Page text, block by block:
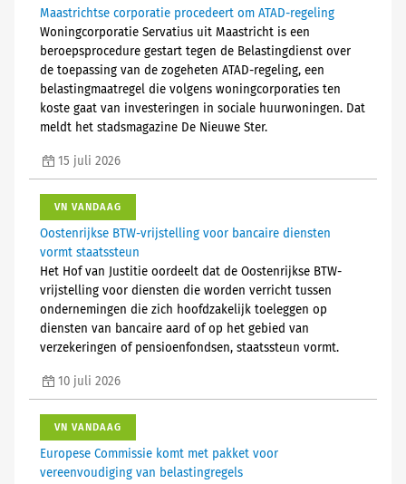
Maastrichtse corporatie procedeert om ATAD-regeling
Woningcorporatie Servatius uit Maastricht is een
beroepsprocedure gestart tegen de Belastingdienst over
de toepassing van de zogeheten ATAD-regeling, een
belastingmaatregel die volgens woningcorporaties ten
koste gaat van investeringen in sociale huurwoningen. Dat
meldt het stadsmagazine De Nieuwe Ster.
15 juli 2026
VN VANDAAG
Oostenrijkse BTW-vrijstelling voor bancaire diensten
vormt staatssteun
Het Hof van Justitie oordeelt dat de Oostenrijkse BTW-
vrijstelling voor diensten die worden verricht tussen
ondernemingen die zich hoofdzakelijk toeleggen op
diensten van bancaire aard of op het gebied van
verzekeringen of pensioenfondsen, staatssteun vormt.
10 juli 2026
VN VANDAAG
Europese Commissie komt met pakket voor
vereenvoudiging van belastingregels